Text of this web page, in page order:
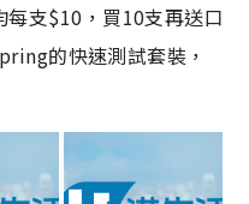
支$10，買10支再送口
的快速測試套裝，